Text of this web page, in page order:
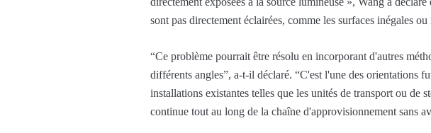
sont pas directement éclairées, comme les surfaces inégales
“Ce problème pourrait être résolu en incorporant d'autres
différents angles”, a-t-il déclaré. “C'est l'une des orientations
installations existantes telles que les unités de transport ou de
continue tout au long de la chaîne d'approvisionnement sans